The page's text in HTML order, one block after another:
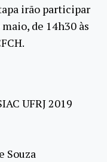
irão participar
de 14h30 às
UFRJ 2019